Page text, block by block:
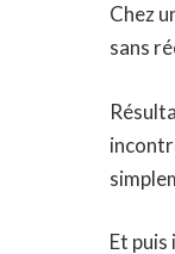
Chez
sans
Et puis